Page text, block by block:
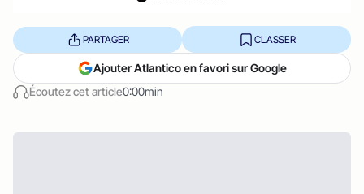
Écoutez cet article0:00min
PARTAGER CLASSER
Ajouter Atlantico en favori sur Google